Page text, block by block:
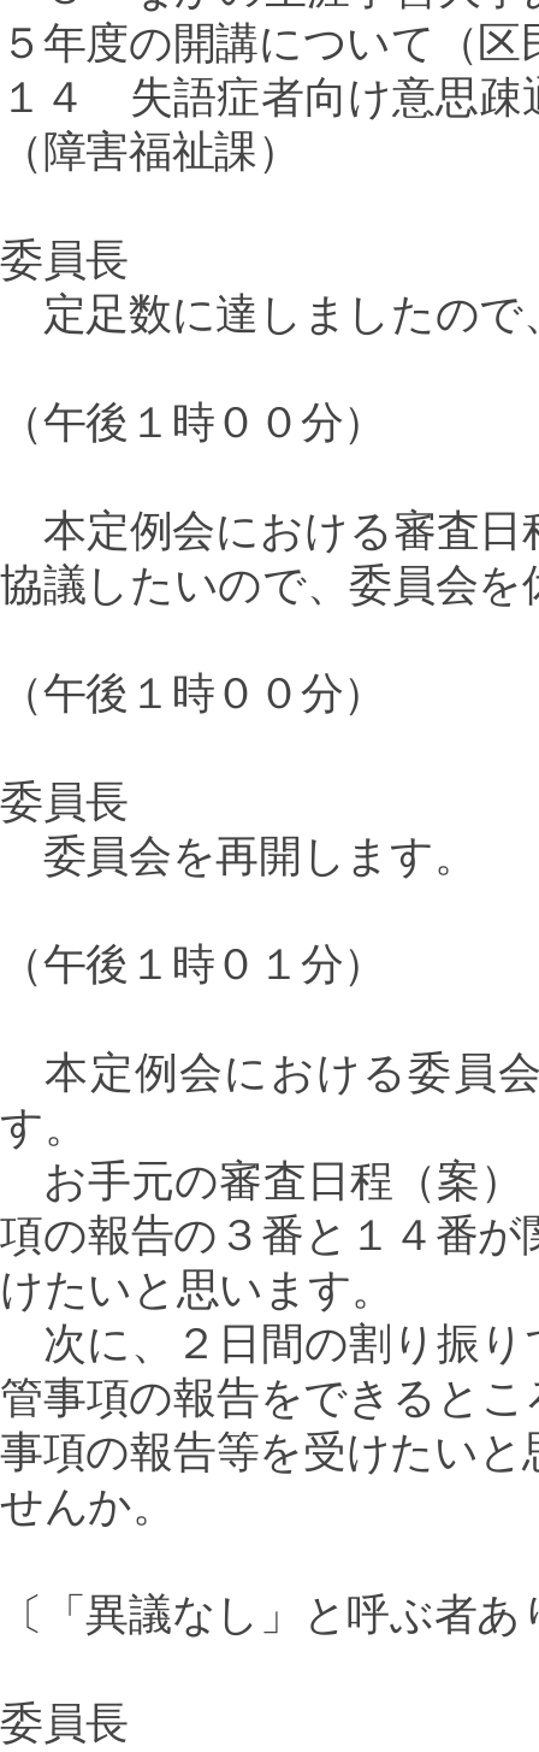
５年度の開講について（
１４ 失語症者向け意思疎
（障害福祉課）
委員長
定足数に達しましたので
（午後１時００分）
本定例会における審査日
協議したいので、委員会を
（午後１時００分）
委員長
委員会を再開します。
（午後１時０１分）
本定例会における委員
す。
お手元の審査日程（案）
項の報告の３番と１４番
けたいと思います。
次に、２日間の割り振り
管事項の報告をできると
事項の報告等を受けたい
せんか。
〔「異議なし」と呼ぶ者あ
委員長